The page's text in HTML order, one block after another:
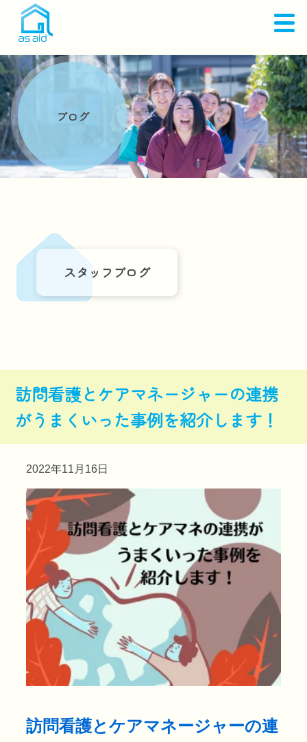
ブログ
スタッフブログ
訪問看護とケアマネージャーの連携
がうまくいった事例を紹介します！
2022年11月16日
訪問看護とケアマネージャーの連